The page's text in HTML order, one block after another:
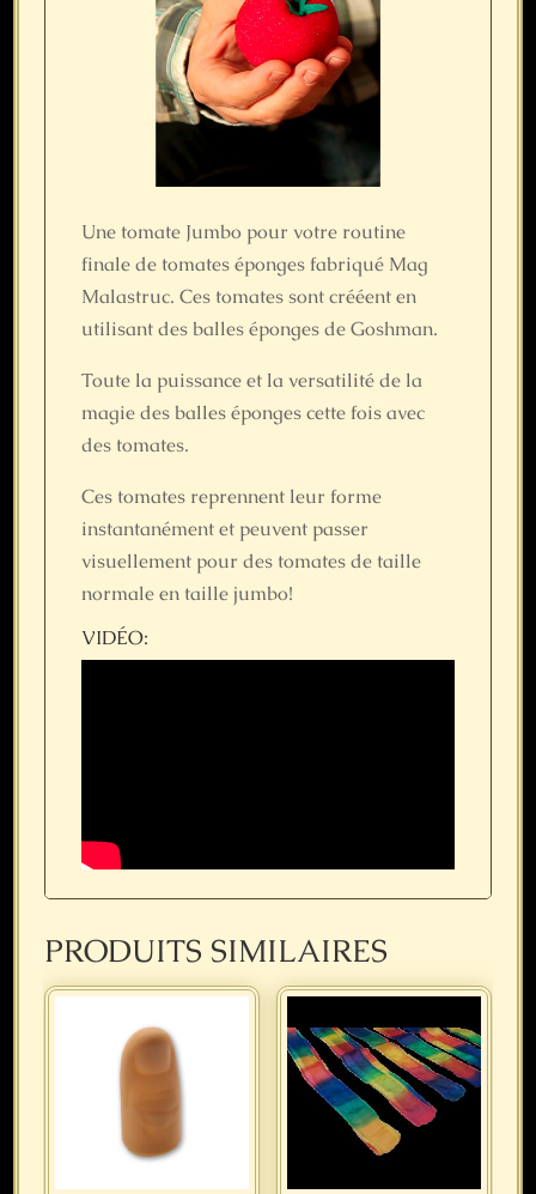
Une tomate Jumbo pour votre routine
finale de tomates éponges fabriqué Mag
Malastruc. Ces tomates sont crééent en
utilisant des balles éponges de Goshman.
Toute la puissance et la versatilité de la
magie des balles éponges cette fois avec
des tomates.
Ces tomates reprennent leur forme
instantanément et peuvent passer
visuellement pour des tomates de taille
normale en taille jumbo!
VIDÉO:
PRODUITS SIMILAIRES